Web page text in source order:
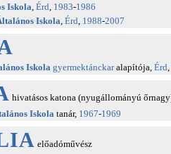
Iskola, Érd, 1983-1986
Iskola, Érd, 1988-2007
Iskola gyermektánckaralapítója, Érd,
hivatásos katona (nyugállományú
Iskola tanár, 1967-1969
előadóművész